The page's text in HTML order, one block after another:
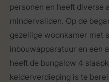
personen en heeft diverse
mindervaliden. Op de
gezellige woonkamer met
inbouwapparatuur en een
heeft de bungalow 4
kelderverdieping is te